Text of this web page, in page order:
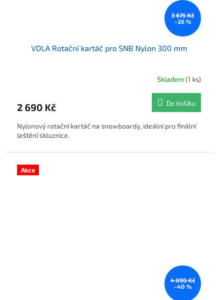
3 675 Kč
–26 %
VOLA Rotační kartáč pro SNB Nylon 300 mm
Skladem(1 ks)
2 690 Kč Do košíku
Nylonový rotační kartáč na snowboardy, ideální pro finální
leštění skluznice.
Akce
4 090 Kč
–40 %